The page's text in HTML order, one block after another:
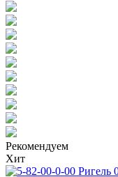
Рекомендуем
Хит